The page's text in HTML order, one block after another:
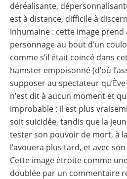
déréalisante,
est à distance, difficile à
inhumaine : cette image prend
personnage au bout d’un
comme s’il était coincé dans
hamster empoisonné (d’où
supposer au spectateur
n’est dit à aucun moment et
improbable : il est plus
soit suicidée, tandis que la
tester son pouvoir de mort, à
l’avouera plus tard, et avec
Cette image étroite comme
doublée par un commentaire